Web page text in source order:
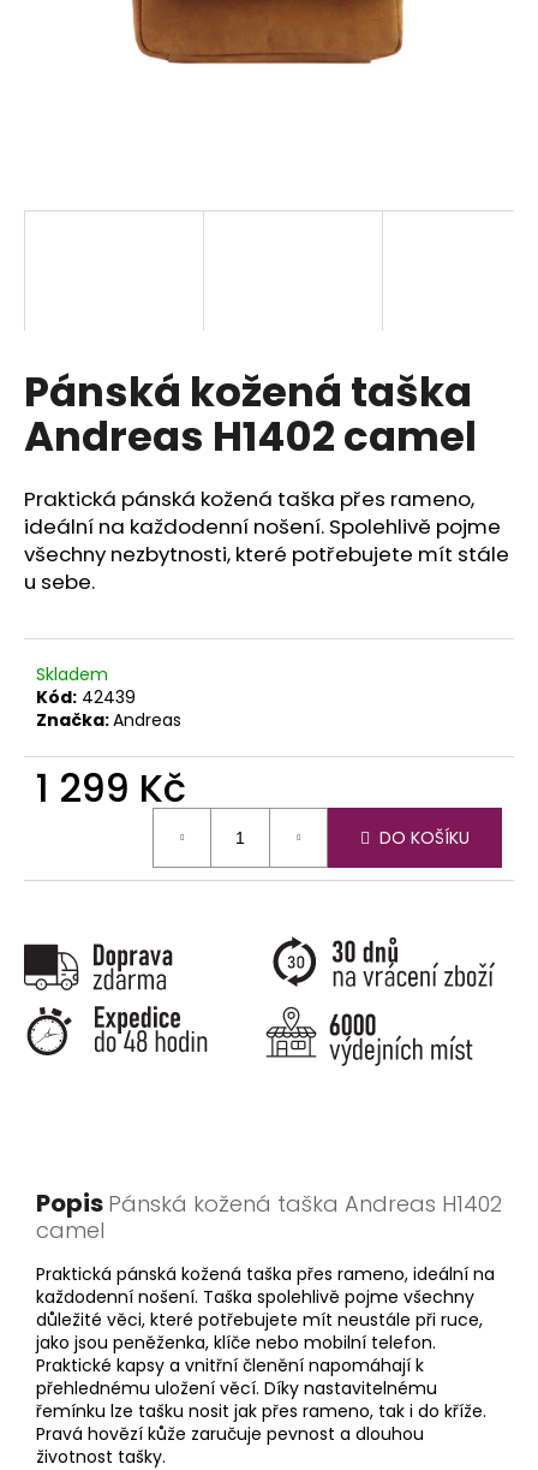
Pánská kožená taška
Andreas H1402 camel
Praktická pánská kožená taška přes rameno,
ideální na každodenní nošení. Spolehlivě pojme
všechny nezbytnosti, které potřebujete mít stále
u sebe.
Skladem
Kód: 42439
Značka:Andreas
1 299 Kč
DO KOŠÍKU
Popis Pánská kožená taška Andreas H1402
camel
Praktická pánská kožená taška přes rameno, ideální na
každodenní nošení. Taška spolehlivě pojme všechny
důležité věci, které potřebujete mít neustále při ruce,
jako jsou peněženka, klíče nebo mobilní telefon.
Praktické kapsy a vnitřní členění napomáhají k
přehlednému uložení věcí. Díky nastavitelnému
řemínku lze tašku nosit jak přes rameno, tak i do kříže.
Pravá hovězí kůže zaručuje pevnost a dlouhou
životnost tašky.
D
o
p
r
u
č
u
j
m
e